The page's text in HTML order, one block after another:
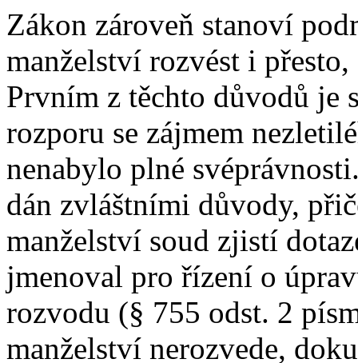
Zákon zároveň stanoví
manželství rozvést i
Prvním z těchto důvodů je
rozporu se zájmem
nenabylo plné
dán zvláštními důvody,
manželství soud zjistí
jmenoval pro řízení o
rozvodu (§ 755 odst. 2
manželství nerozvede,